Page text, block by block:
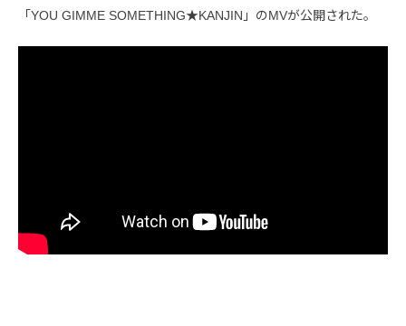
「YOU GIMME SOMETHING★KANJIN」のMVが公開された。